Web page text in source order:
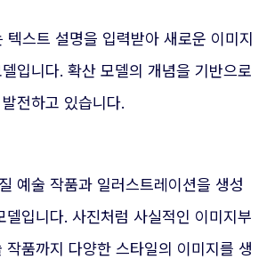
텍스트 설명을 입력받아 새로운 이미지
입니다. 확산 모델의 개념을 기반으로
전하고 있습니다.
예술 작품과 일러스트레이션을 생성
델입니다. 사진처럼 사실적인 이미지부
작품까지 다양한 스타일의 이미지를 생